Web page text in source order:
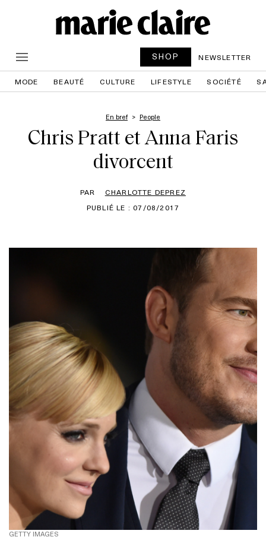
SHOP NEWSLETTER
MODE BEAUTÉ CULTURE LIFESTYLE SOCIÉTÉ
En bref People
Chris Pratt et Anna Faris
divorcent
PAR
CHARLOTTE DEPREZ
PUBLIÉ LE : 07/08/2017
GETTY IMAGES